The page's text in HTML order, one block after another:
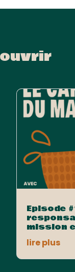
Episode
mission
lire plus